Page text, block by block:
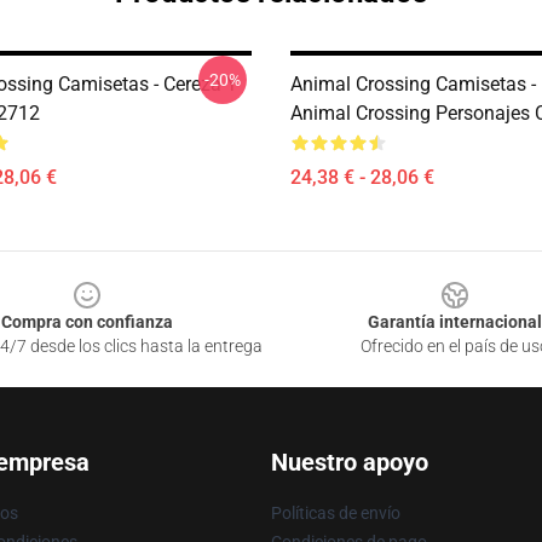
Camisetas - Cereza Y
€
-20%
Animal Crossing Camisetas -
Animal Crossing Personajes
24,38 € - 28,06 €
Compra con confianza
7 desde los clics hasta la entrega
Garantía internacional
Ofrecido en el país de
Nuestro apoyo
Políticas de envío